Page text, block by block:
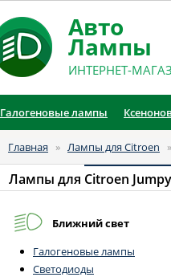
Авто
Лампы
ИНТЕРНЕТ-
Галогеновые лампы
Главная » Лампы для Citroen »
Лампы для Citroen
Ближний свет
Галогеновые лампы
Светодиоды